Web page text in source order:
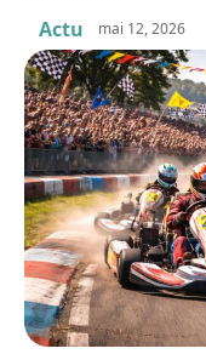
Actu mai 12, 2026